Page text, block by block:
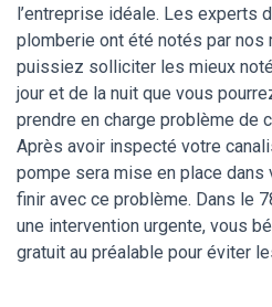
l’entreprise idéale. Les experts
plomberie ont été notés par nos
puissiez solliciter les mieux
jour et de la nuit que vous
prendre en charge problème de
Après avoir inspecté votre
pompe sera mise en place dans
finir avec ce problème. Dans le
une intervention urgente, vous
gratuit au préalable pour éviter